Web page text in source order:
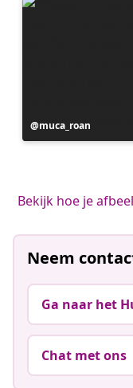
Bericht
gepubliceerd
muca_roan
Bekijk hoe je
Neem
Ga naar het
Chat met ons